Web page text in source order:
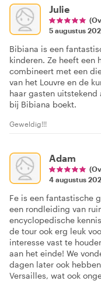
Julie
5 augustus
Bibiana is een
kinderen. Ze heeft een
combineert met een
van het Louvre en de
haar gasten
bij Bibiana boekt.
Geweldig!!!
Adam
4 augustus
Fe is een fantastische
een rondleiding van
encyclopedische
de tour ook erg leuk
interesse vast te
aan het einde! We
dagen later ook
Versailles, wat ook